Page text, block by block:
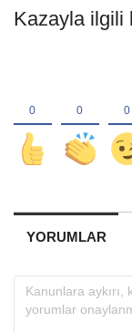
Kazayla ilgili
YORUMLAR